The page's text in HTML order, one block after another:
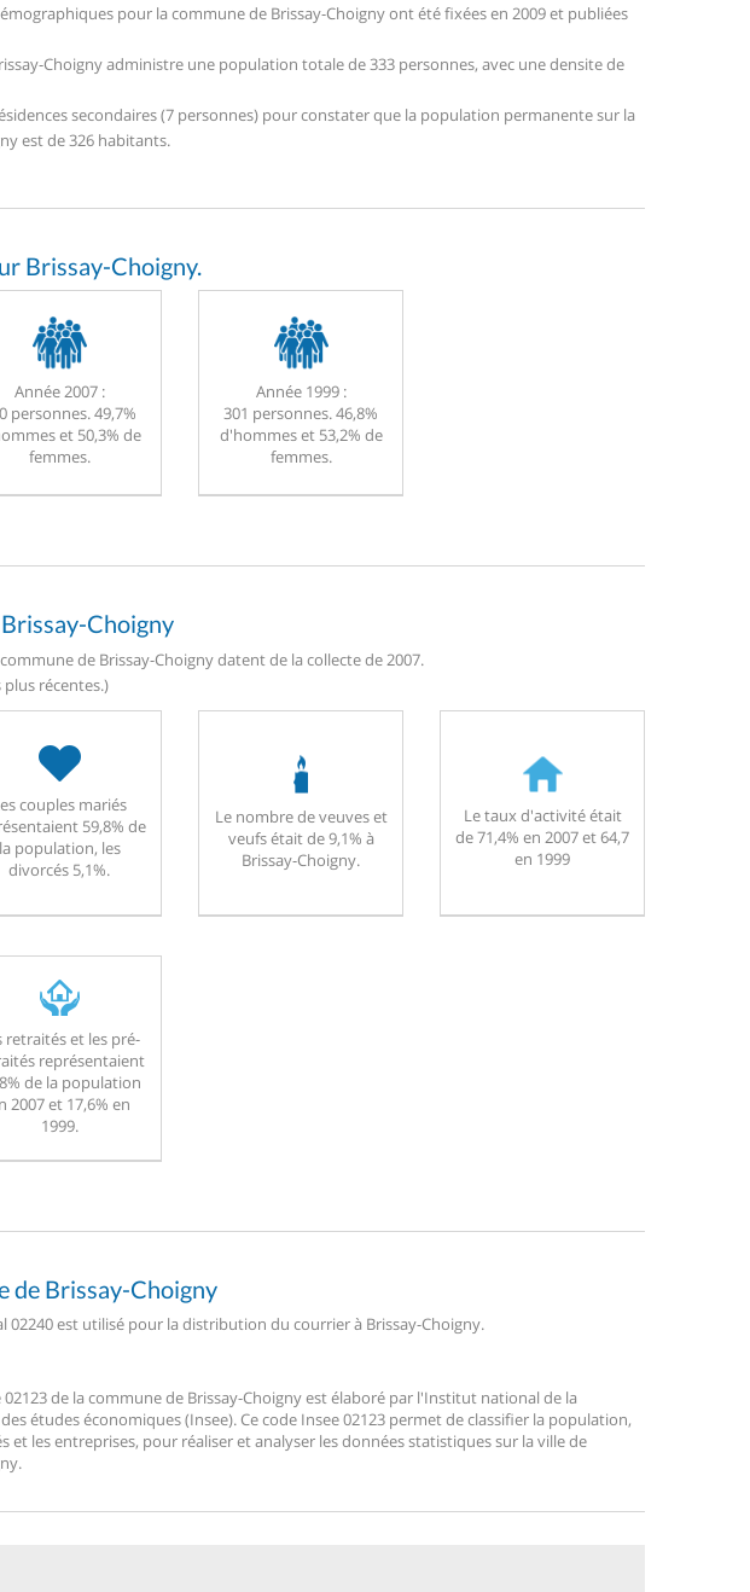
pour la commune de Brissay-Choigny ont été fixées en 2009 et publiées
Choigny administre une population totale de 333 personnes, avec une densite de
secondaires (7 personnes) pour constater que la population permanente sur la
est de 326 habitants.
Brissay-Choigny.
Année 2007 :
personnes. 49,7%
et 50,3% de
femmes.
Année 1999 :
301 personnes. 46,8%
d'hommes et 53,2% de
femmes.
Choigny
de Brissay-Choigny datent de la collecte de 2007.
récentes.)
couples mariés
59,8% de
la population, les
divorcés 5,1%.
Le nombre de veuves et
veufs était de 9,1% à
Brissay-Choigny.
Le taux d'activité était
de 71,4% en 2007 et 64,7
en 1999
retraités et les pré-
représentaient
de la population
2007 et 17,6% en
1999.
de Brissay-Choigny
02240 est utilisé pour la distribution du courrier à Brissay-Choigny.
02123 de la commune de Brissay-Choigny est élaboré par l'Institut national de la
études économiques (Insee). Ce code Insee 02123 permet de classifier la population,
et les entreprises, pour réaliser et analyser les données statistiques sur la ville de